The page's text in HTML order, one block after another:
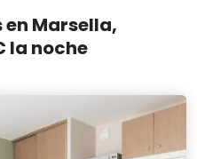
Marsella,
la noche